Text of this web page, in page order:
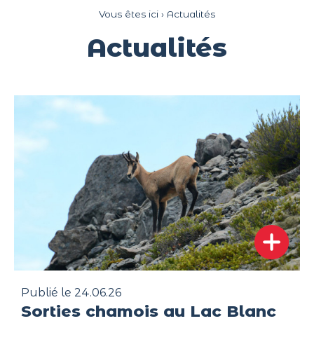
Vous êtes ici › Actualités
Actualités
Publié le 24.06.26
Sorties chamois au Lac Blanc
Panneau de gestion des cookies